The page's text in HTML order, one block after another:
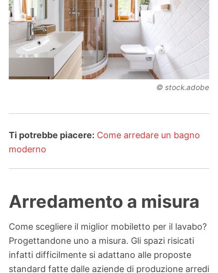
© stock.adobe
Ti potrebbe piacere: Come arredare un bagno
moderno
Arredamento a misura
Come scegliere il miglior mobiletto per il lavabo?
Progettandone uno a misura. Gli spazi risicati
infatti difficilmente si adattano alle proposte
standard fatte dalle aziende di produzione arredi